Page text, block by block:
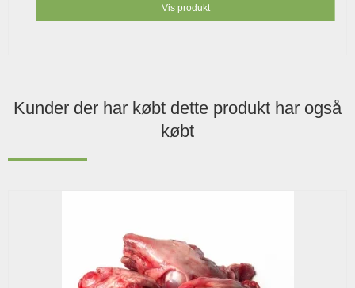
Vis produkt
Kunder der har købt dette produkt har også
købt